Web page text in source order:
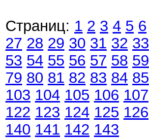
Страниц: 1 2 3 4 5 6
27 28 29 30 31 32 33
53 54 55 56 57 58 59
79 80 81 82 83 84 85
103 104 105 106 107
122 123 124 125 126
140 141 142 143